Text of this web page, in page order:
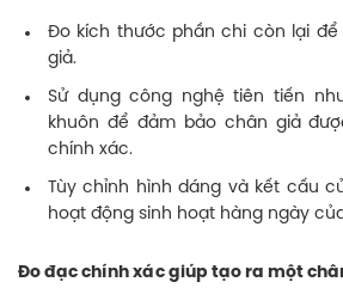
Đo kích thước phần chi còn lại
giả.
Sử dụng công nghệ tiên tiến
khuôn để đảm bảo chân giả
chính xác.
Tùy chỉnh hình dáng và kết cấu
hoạt động sinh hoạt hàng ngày
Đo đạc chính xác giúp tạo ra một